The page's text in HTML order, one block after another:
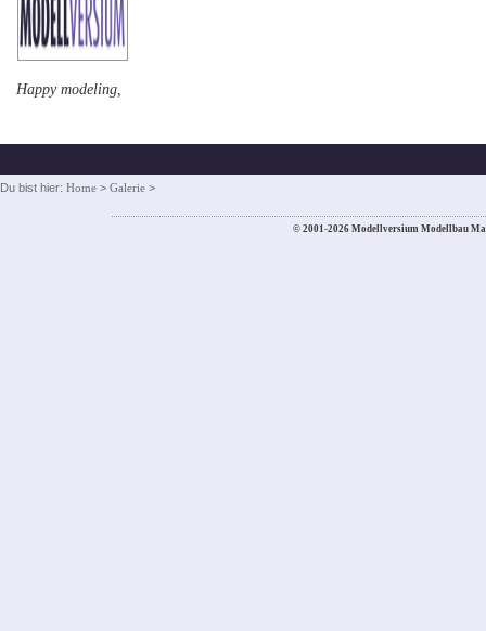
Happy modeling,
Du bist hier: Home > Galerie >
© 2001-2026 Modellversium Modellbau